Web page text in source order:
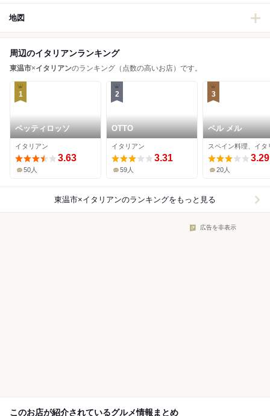
地図
周辺のイタリアンランキング
東温市×イタリアンのランキング（点数の高いお店）です。
1
ペッティロッソ
イタリアン
3.63
50人
2
OTTO
イタリアン
3.31
59人
3
ペル メル
3.29
20人
東温市×イタリアンのランキングをもっと見る
広告を非表示
このお店が紹介されているグルメ情報まとめ